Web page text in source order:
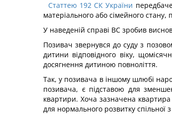
Статтею 192 СК України
матеріального або сімейного
У наведеній справі ВС зробив
Позивач звернувся до суду з
дитини відповідного віку,
досягнення дитиною повноліття.
Так, у позивача в іншому шлюбі
позивача, є підставою для
квартири. Хоча зазначена
для нормального розвитку спільної